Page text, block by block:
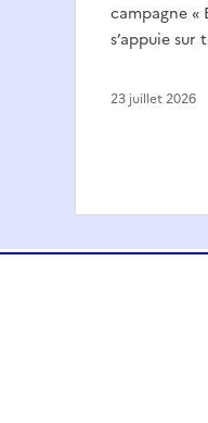
campagne «
s’appuie
23 juillet 2026